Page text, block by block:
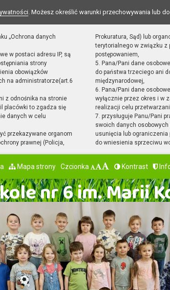
. Możesz określić warunki przechowywania lub
„Ochrona danych
w postaci adresu IP, są
strony
obowiązków
na administratorze(art.6
z odnośnika na stronie
placówki to zgadza się
danych w celu
przekazywane organom
prawnej (Policja,
Prokuratura, Sąd) lub
terytorialnego w związku z
postępowaniem,
5. Pana/Pani dane
do państwa trzeciego ani
międzynarodowej,
6. Pana/Pani dane
wyłącznie przez okres i w
realizacji celu
7. przysługuje Panu/Pani
swoich danych
usunięcia lub ograniczenia
do wniesienia sprzeciwu
Mapa strony Czcionka Kontrast
nr 6 im. Marii